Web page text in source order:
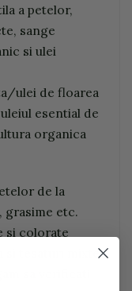
a petelor,
sange
si ulei
ulei de floarea
esential de
organica
de la
grasime etc.
si colorate
si tesaturi mixte.
sa verificati